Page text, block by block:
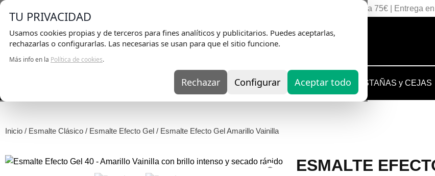
TU PRIVACIDAD
Usamos cookies propias y de terceros para fines analíticos y publicitarios. Puedes aceptarlas,
rechazarlas o configurarlas. Las necesarias se usan para que el sitio funcione.
Más info en la Política de cookies.
Rechazar Configurar Aceptar todo
en pedidos superiores a 75€ | Entrega
UÑAS KITS EQUIPOS HERRAMIENTAS PESTAÑAS y CEJAS
Inicio / Esmalte Clásico / Esmalte Efecto Gel / Esmalte Efecto Gel Amarillo Vainilla
ESMALTE